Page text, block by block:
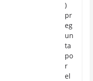
)
pr
eg
un
ta
po
r
el